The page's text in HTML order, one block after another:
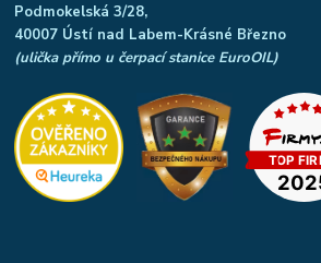
Podmokelská 3/28,
40007 Ústí nad Labem-Krásné Březno
(ulička přímo u čerpací stanice EuroOIL)